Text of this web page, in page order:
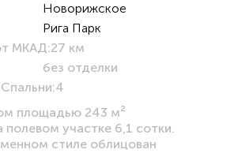
Новорижское
Рига Парк
МКАД:27 км
без отделки
Спальни:4
площадью 243 м²
полевом участке 6,1 сотки.
стиле облицован